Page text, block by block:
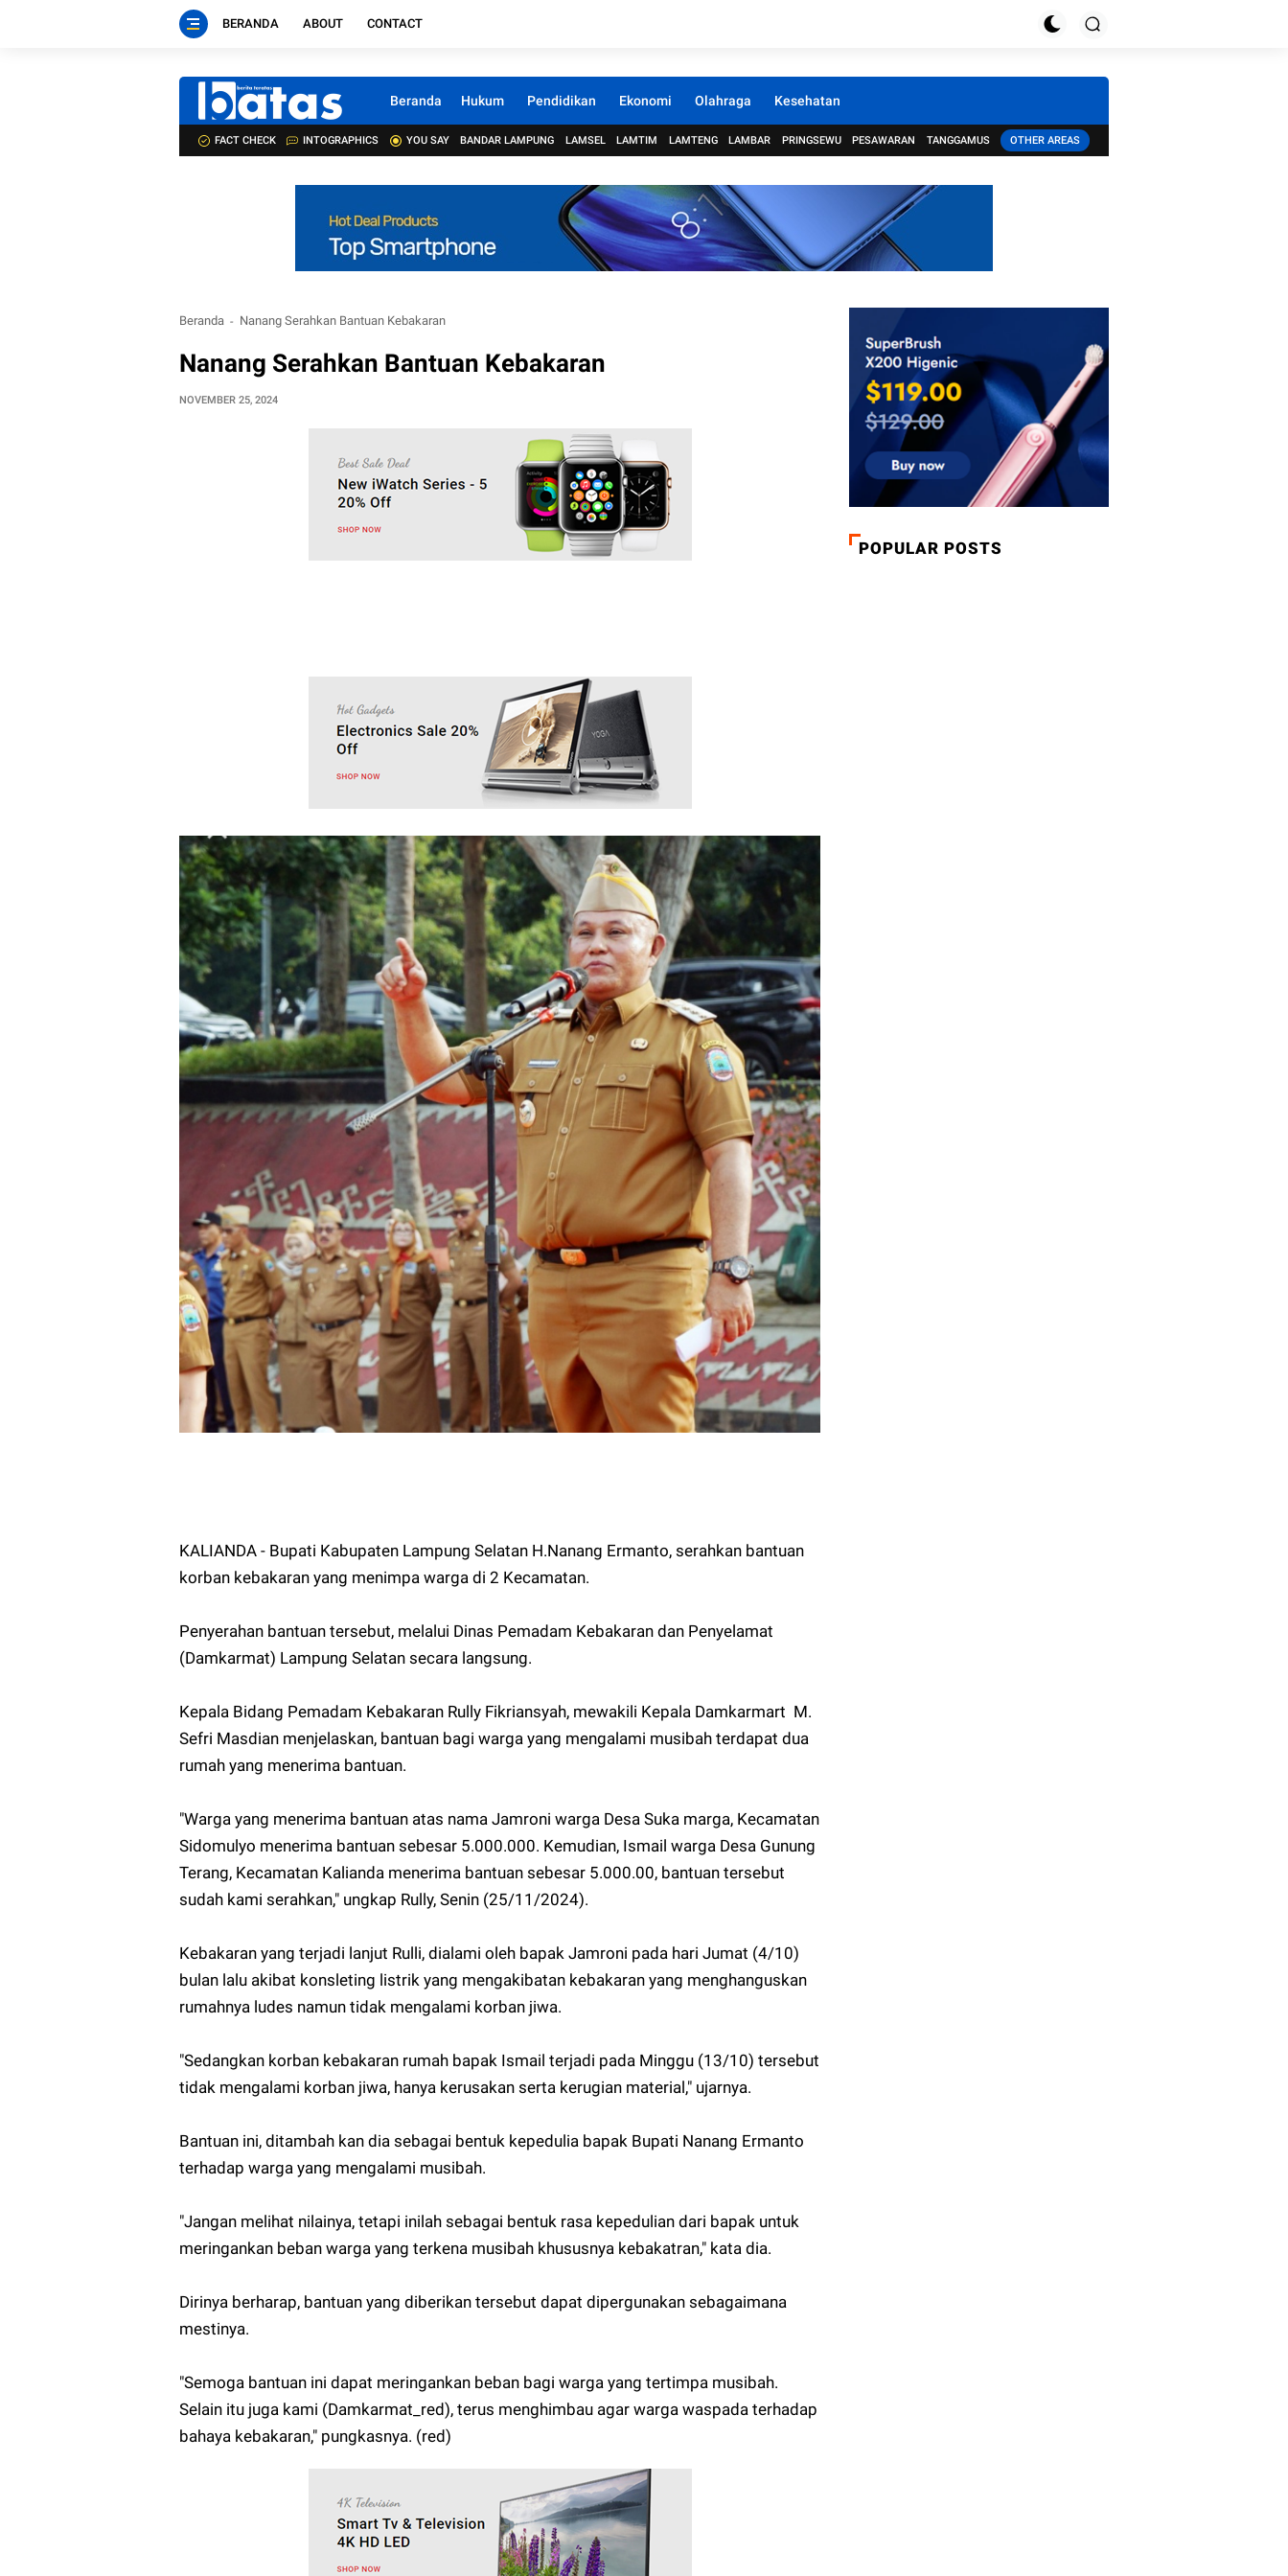
BERANDA ABOUT CONTACT
Beranda Hukum Pendidikan Ekonomi Olahraga Kesehatan
FACT CHECK INTOGRAPHICS YOU SAY BANDAR LAMPUNG LAMSEL LAMTIM LAMTENG LAMBAR PRINGSEWU PESAWARAN TANGGAMUS OTHER AREAS
Beranda Nanang Serahkan Bantuan Kebakaran
Nanang Serahkan Bantuan Kebakaran
NOVEMBER 25, 2024
KALIANDA - Bupati Kabupaten Lampung Selatan H.Nanang Ermanto, serahkan bantuan
korban kebakaran yang menimpa warga di 2 Kecamatan.
Penyerahan bantuan tersebut, melalui Dinas Pemadam Kebakaran dan Penyelamat
(Damkarmat) Lampung Selatan secara langsung.
Kepala Bidang Pemadam Kebakaran Rully Fikriansyah, mewakili Kepala Damkarmart M.
Sefri Masdian menjelaskan, bantuan bagi warga yang mengalami musibah terdapat dua
rumah yang menerima bantuan.
"Warga yang menerima bantuan atas nama Jamroni warga Desa Suka marga, Kecamatan
Sidomulyo menerima bantuan sebesar 5.000.000. Kemudian, Ismail warga Desa Gunung
Terang, Kecamatan Kalianda menerima bantuan sebesar 5.000.00, bantuan tersebut
sudah kami serahkan," ungkap Rully, Senin (25/11/2024).
Kebakaran yang terjadi lanjut Rulli, dialami oleh bapak Jamroni pada hari Jumat (4/10)
bulan lalu akibat konsleting listrik yang mengakibatan kebakaran yang menghanguskan
rumahnya ludes namun tidak mengalami korban jiwa.
"Sedangkan korban kebakaran rumah bapak Ismail terjadi pada Minggu (13/10) tersebut
tidak mengalami korban jiwa, hanya kerusakan serta kerugian material," ujarnya.
Bantuan ini, ditambah kan dia sebagai bentuk kepedulia bapak Bupati Nanang Ermanto
terhadap warga yang mengalami musibah.
"Jangan melihat nilainya, tetapi inilah sebagai bentuk rasa kepedulian dari bapak untuk
meringankan beban warga yang terkena musibah khususnya kebakatran," kata dia.
Dirinya berharap, bantuan yang diberikan tersebut dapat dipergunakan sebagaimana
mestinya.
"Semoga bantuan ini dapat meringankan beban bagi warga yang tertimpa musibah.
Selain itu juga kami (Damkarmat_red), terus menghimbau agar warga waspada terhadap
bahaya kebakaran," pungkasnya. (red)
POPULAR POSTS